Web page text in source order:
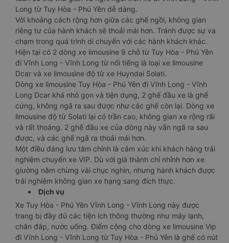
Long từ Tuy Hòa - Phú Yên dễ dàng.
Với khoảng cách rộng hơn giữa các ghế ngồi, không gian
riêng tư của hành khách sẽ thoải mái hơn. Tránh được sự va
chạm trong quá trình di chuyển với các hành khách khác.
Hiện tại có 2 dòng xe limousine 9 chỗ từ Tuy Hòa - Phú Yên
đi Vĩnh Long - Vĩnh Long từ nổi tiếng là loại xe limousine
Dcar và xe limousine độ từ xe Huyndai Solati.
Dòng xe limousine Tuy Hòa - Phú Yên đi Vĩnh Long - Vĩnh
Long Dcar khá nhỏ gọn và tiện dụng, 2 ghế đầu xe là ghế
cứng, không ngã ra sau được như các ghế còn lại. Dòng xe
limousine độ từ Solati lại có trần cao, không gian xe rộng rãi
và rất thoáng. 2 ghế đầu xe của dòng này vẫn ngã ra sau
được, và các ghế ngã ra thoải mái hơn.
Một điều đáng lưu tâm chính là cảm xúc khi khách hàng trải
nghiệm chuyến xe VIP. Dù với giá thành chỉ nhỉnh hơn xe
giường nằm chừng vài chục nghìn, nhưng hành khách được
trải nghiệm không gian xe hạng sang đích thực.
Dịch vụ
Xe Tuy Hòa - Phú Yên Vĩnh Long - Vĩnh Long này được
trang bị đầy đủ các tiện ích thông thường như máy lạnh,
chăn đắp, nước uống. Điểm cộng cho dòng xe limousine Vip
đi Vĩnh Long - Vĩnh Long từ Tuy Hòa - Phú Yên là ghế có nút